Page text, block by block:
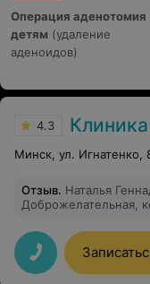
Операция аденотомия
детям (удаление
аденоидов)
4.3
Минск, ул. Игнатенко,
Отзыв. Наталья
Доброжелательная,
назначает.
бояться
заботы. Советую к
взрослым тётям.